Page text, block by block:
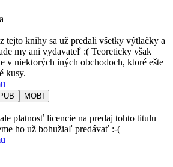
tejto knihy sa už predali všetky výtlačky a
my ani vydavateľ :( Teoreticky však
v niektorých iných obchodoch, ktoré ešte
kusy.
MOBI
platnosť licencie na predaj tohto titulu
ho už bohužiaľ predávať :-(